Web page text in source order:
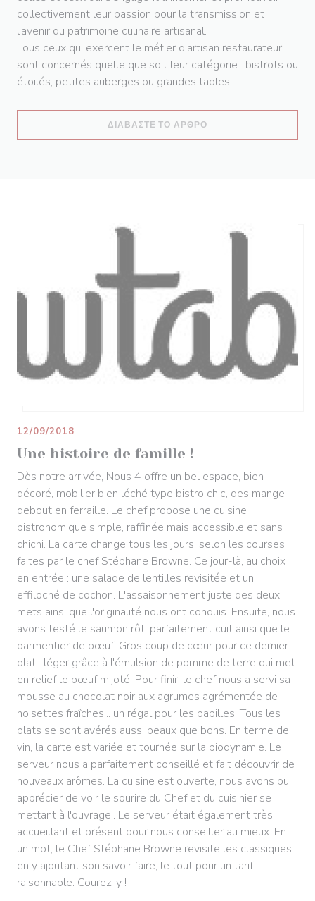
collectivement leur passion pour la transmission et
l’avenir du patrimoine culinaire artisanal.
Tous ceux qui exercent le métier d’artisan restaurateur
sont concernés quelle que soit leur catégorie : bistrots ou
étoilés, petites auberges ou grandes tables...
ΔΙΑΒΆΣΤΕ ΤΟ ΆΡΘΡΟ
Une histoire de famille !
12/09/2018
Dès notre arrivée, Nous 4 offre un bel espace, bien
décoré, mobilier bien léché type bistro chic, des mange-
debout en ferraille. Le chef propose une cuisine
bistronomique simple, raffinée mais accessible et sans
chichi. La carte change tous les jours, selon les courses
faites par le chef Stéphane Browne. Ce jour-là, au choix
en entrée : une salade de lentilles revisitée et un
effiloché de cochon. L'assaisonnement juste des deux
mets ainsi que l'originalité nous ont conquis. Ensuite, nous
avons testé le saumon rôti parfaitement cuit ainsi que le
parmentier de bœuf. Gros coup de cœur pour ce dernier
plat : léger grâce à l'émulsion de pomme de terre qui met
en relief le bœuf mijoté. Pour finir, le chef nous a servi sa
mousse au chocolat noir aux agrumes agrémentée de
noisettes fraîches... un régal pour les papilles. Tous les
plats se sont avérés aussi beaux que bons. En terme de
vin, la carte est variée et tournée sur la biodynamie. Le
serveur nous a parfaitement conseillé et fait découvrir de
nouveaux arômes. La cuisine est ouverte, nous avons pu
apprécier de voir le sourire du Chef et du cuisinier se
mettant à l'ouvrage,. Le serveur était également très
accueillant et présent pour nous conseiller au mieux. En
un mot, le Chef Stéphane Browne revisite les classiques
en y ajoutant son savoir faire, le tout pour un tarif
raisonnable. Courez-y !